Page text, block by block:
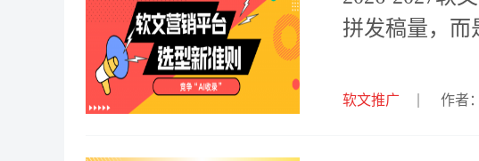
拼发稿量，而
软文推广 作者